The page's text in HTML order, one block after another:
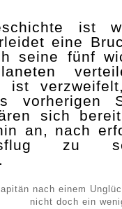
ist
eine
seine fünf
ist
vorherigen
sich
an, nach
zu
nach einem
nicht doch ein